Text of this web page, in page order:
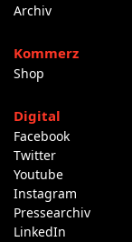
Archiv
Kommerz
Shop
Digital
Facebook
Twitter
Youtube
Instagram
Pressearchiv
LinkedIn